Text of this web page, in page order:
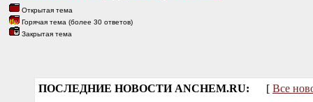
Открытая тема
Горячая тема (более 30 ответов)
Закрытая тема
ПОСЛЕДНИЕ НОВОСТИ ANCHEM.RU: [ Все